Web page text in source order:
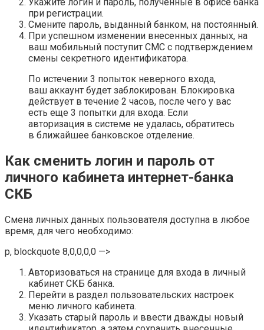
Укажите логин и пароль, полученные в офисе банка
при регистрации.
Смените пароль, выданный банком, на постоянный.
При успешном изменении внесенных данных, на
ваш мобильный поступит СМС с подтверждением
смены секретного идентификатора.
По истечении 3 попыток неверного входа,
ваш аккаунт будет заблокирован. Блокировка
действует в течение 2 часов, после чего у вас
есть еще 3 попытки для входа. Если
авторизация в системе не удалась, обратитесь
в ближайшее банковское отделение.
Как сменить логин и пароль от
личного кабинета интернет-банка
СКБ
Смена личных данных пользователя доступна в любое
время, для чего необходимо:
p, blockquote 8,0,0,0,0 —>
Авторизоваться на странице для входа в личный
кабинет СКБ банка.
Перейти в раздел пользовательских настроек
меню личного кабинета.
Указать старый пароль и ввести дважды новый